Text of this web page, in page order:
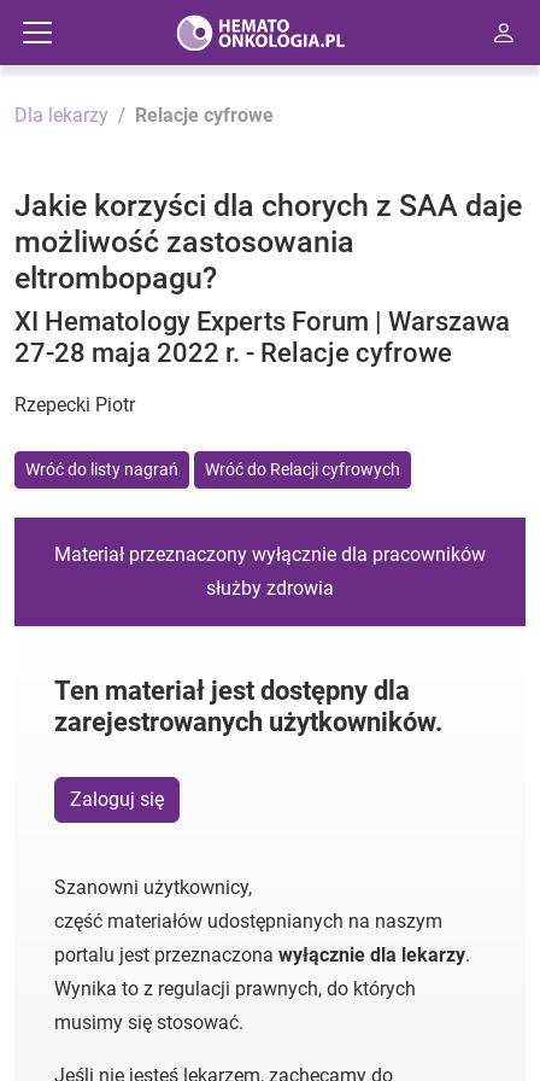
Dla lekarzy Relacje cyfrowe
Jakie korzyści dla chorych z SAA daje
możliwość zastosowania
eltrombopagu?
XI Hematology Experts Forum | Warszawa
27-28 maja 2022 r. - Relacje cyfrowe
Rzepecki Piotr
Wróć do listy nagrań Wróć do Relacji cyfrowych
Materiał przeznaczony wyłącznie dla pracowników
służby zdrowia
Ten materiał jest dostępny dla
zarejestrowanych użytkowników.
Zaloguj się
Szanowni użytkownicy,
część materiałów udostępnianych na naszym
portalu jest przeznaczona wyłącznie dla lekarzy.
Wynika to z regulacji prawnych, do których
musimy się stosować.
Jeśli nie jesteś lekarzem, zachęcamy do